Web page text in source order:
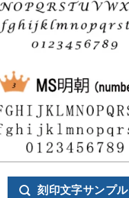
刻印文字サンプル